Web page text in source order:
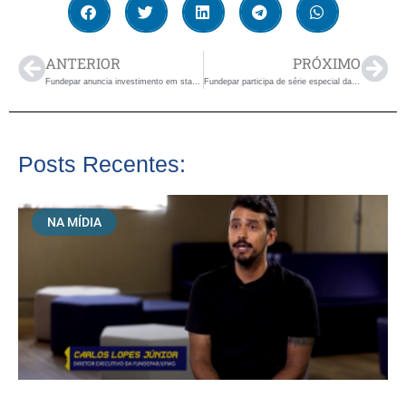
ANTERIOR PRÓXIMO
Fundepar participa de série especial da Globo Minas sobre inovação
Posts Recentes:
NA MÍDIA